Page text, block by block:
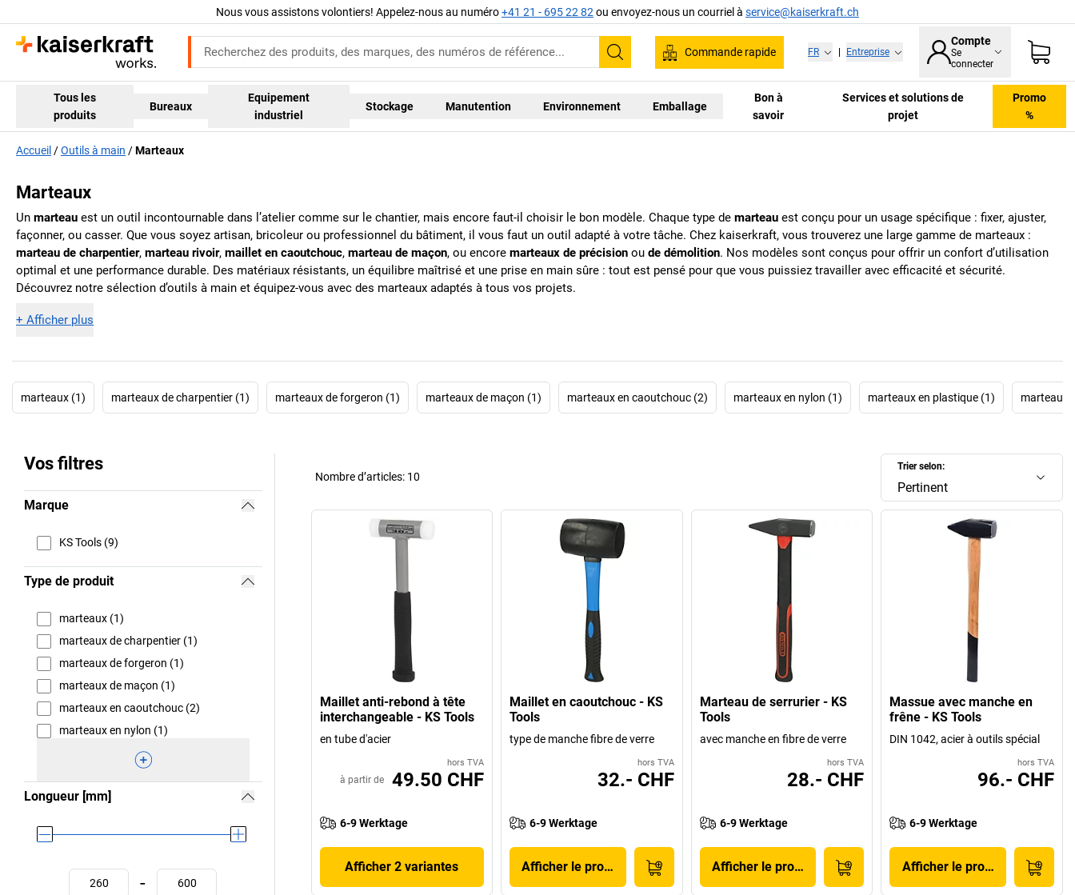
Nous vous assistons volontiers! Appelez-nous au numéro+41 21 - 695 22 82 ou envoyez-nous un courriel à service@kaiserkraft.ch
Recherche
Commande rapide FR Entreprise
Compte
Se
connecter
Tous les
produits
Bureaux
Equipement
industriel
Stockage Manutention Environnement Emballage
Bon à
savoir
Services et solutions de
projet
Promo
%
Accueil Outils à main Marteaux
Marteaux
Un marteau est un outil incontournable dans l’atelier comme sur le chantier, mais encore faut-il choisir le bon modèle. Chaque type de marteau est conçu pour un usage spécifique : fixer, ajuster,
façonner, ou casser. Que vous soyez artisan, bricoleur ou professionnel du bâtiment, il vous faut un outil adapté à votre tâche. Chez kaiserkraft, vous trouverez une large gamme de marteaux :
marteau de charpentier, marteau rivoir, maillet en caoutchouc, marteau de maçon, ou encore marteaux de précision ou de démolition. Nos modèles sont conçus pour offrir un confort d’utilisation
optimal et une performance durable. Des matériaux résistants, un équilibre maîtrisé et une prise en main sûre : tout est pensé pour que vous puissiez travailler avec efficacité et sécurité.
Découvrez notre sélection d’outils à main et équipez-vous avec des marteaux adaptés à tous vos projets.
+ Afficher plus
marteaux (1) marteaux de charpentier (1) marteaux de forgeron (1) marteaux de maçon (1) marteaux en caoutchouc (2) marteaux en nylon (1) marteaux en plastique (1) marteaux
Vos filtres
Marque
KS Tools (9)
Type de produit
marteaux (1)
marteaux de charpentier (1)
marteaux de forgeron (1)
marteaux de maçon (1)
marteaux en caoutchouc (2)
marteaux en nylon (1)
Longueur [mm]
-
Trier selon:
Pertinent
Nombre d’articles: 10
Maillet anti-rebond à tête
interchangeable - KS Tools
en tube d'acier
hors TVA
à partir de 49.50 CHF
6-9 Werktage
Afficher 2 variantes
Maillet en caoutchouc - KS
Tools
type de manche fibre de verre
hors TVA
32.- CHF
6-9 Werktage
Afficher le produit
Marteau de serrurier - KS
Tools
avec manche en fibre de verre
hors TVA
28.- CHF
6-9 Werktage
Afficher le produit
Massue avec manche en
frêne - KS Tools
DIN 1042, acier à outils spécial
hors TVA
96.- CHF
6-9 Werktage
Afficher le produit